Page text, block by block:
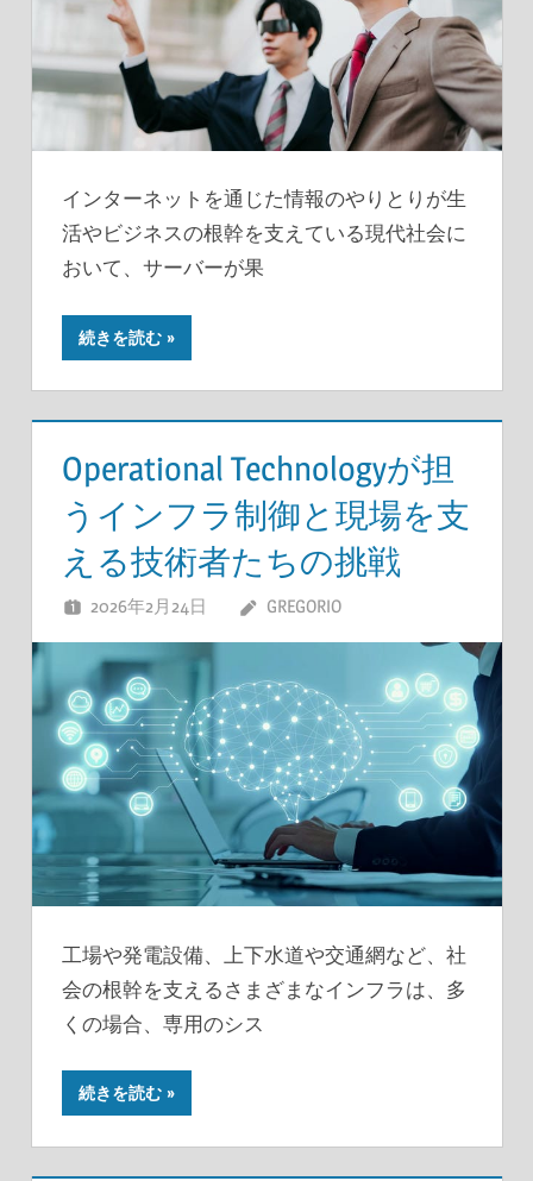
インターネットを通じた情報のやりとりが生
活やビジネスの根幹を支えている現代社会に
おいて、サーバーが果
続きを読む
Operational Technologyが担
うインフラ制御と現場を支
える技術者たちの挑戦
2026年2月24日 GREGORIO
工場や発電設備、上下水道や交通網など、社
会の根幹を支えるさまざまなインフラは、多
くの場合、専用のシス
続きを読む